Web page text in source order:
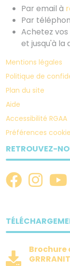
Par email à
Par
Achetez
et jusqu'à la
Mentions légales
Politique de
Plan du site
Aide
Accessibilité RGAA
Préférences
RETROUVEZ-
Brochure